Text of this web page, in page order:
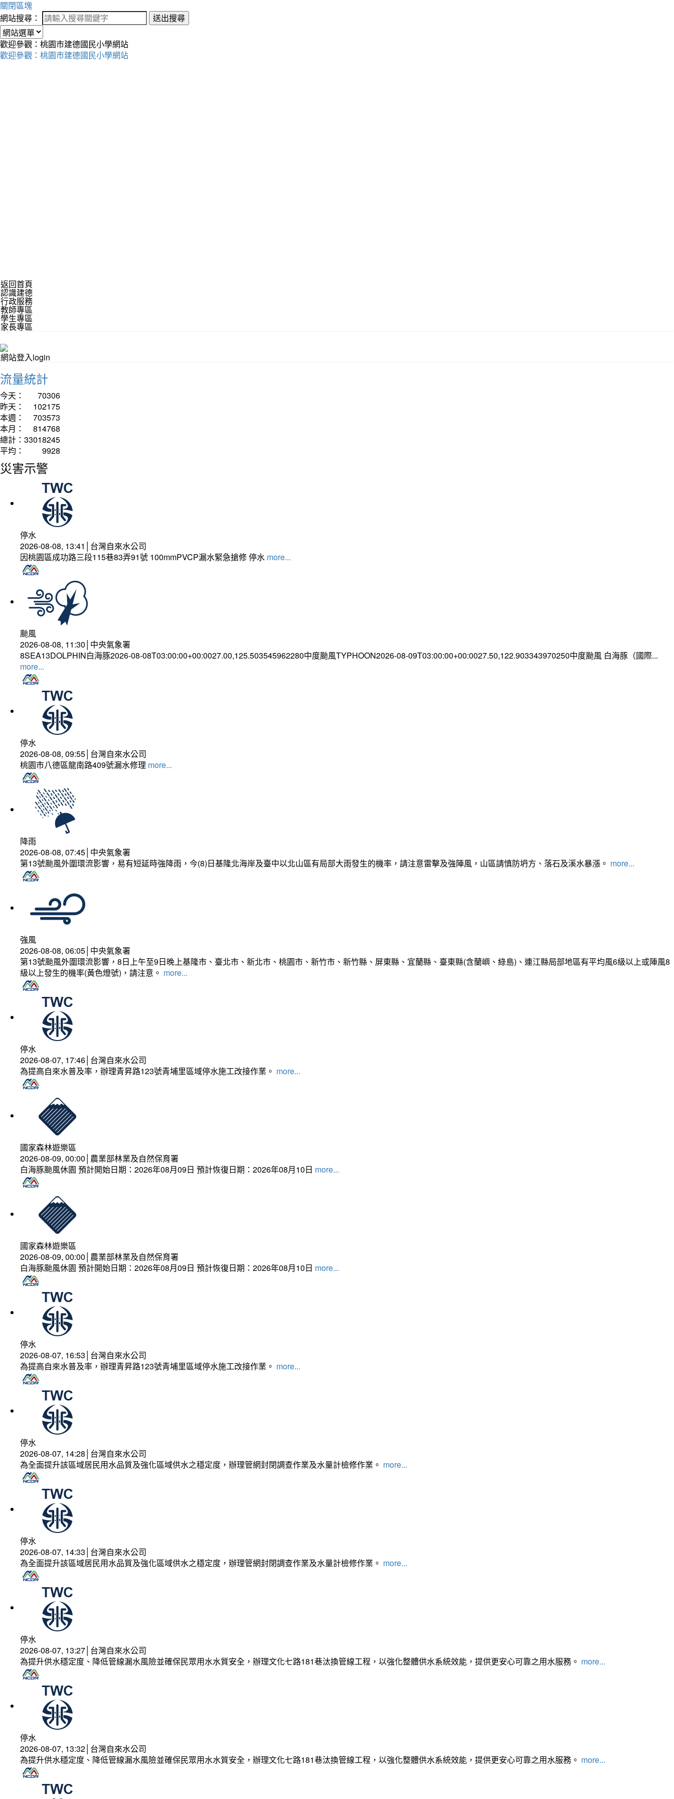
關閉區塊
網站搜尋：
送出搜尋
歡迎參觀：桃園市建德國民小學網站
歡迎參觀：桃園市建德國民小學網站
返回首頁
認識建德
行政服務
教師專區
學生專區
家長專區
網站登入login
流量統計
今天：
70306
昨天：
102175
本週：
703573
本月：
814768
總計： 33018245
平均：
9928
災害示警
停水
2026-08-08, 13:41│台灣自來水公司
因桃園區成功路三段115巷83弄91號 100mmPVCP漏水緊急搶修 停水 more...
颱風
2026-08-08, 11:30│中央氣象署
8SEA13DOLPHIN白海豚2026-08-08T03:00:00+00:0027.00,125.503545962280中度颱風TYPHOON2026-08-09T03:00:00+00:0027.50,122.903343970250中度颱風 白海豚（國際...
more...
停水
2026-08-08, 09:55│台灣自來水公司
桃園市八德區龍南路409號漏水修理 more...
降雨
2026-08-08, 07:45│中央氣象署
第13號颱風外圍環流影響，易有短延時強降雨，今(8)日基隆北海岸及臺中以北山區有局部大雨發生的機率，請注意雷擊及強陣風，山區請慎防坍方、落石及溪水暴漲。 more...
強風
2026-08-08, 06:05│中央氣象署
第13號颱風外圍環流影響，8日上午至9日晚上基隆市、臺北市、新北市、桃園市、新竹市、新竹縣、屏東縣、宜蘭縣、臺東縣(含蘭嶼、綠島)、連江縣局部地區有平均風6級以上或陣風8
級以上發生的機率(黃色燈號)，請注意。 more...
停水
2026-08-07, 17:46│台灣自來水公司
為提高自來水普及率，辦理青昇路123號青埔里區域停水施工改接作業。 more...
國家森林遊樂區
2026-08-09, 00:00│農業部林業及自然保育署
白海豚颱風休園 預計開始日期：2026年08月09日 預計恢復日期：2026年08月10日 more...
國家森林遊樂區
2026-08-09, 00:00│農業部林業及自然保育署
白海豚颱風休園 預計開始日期：2026年08月09日 預計恢復日期：2026年08月10日 more...
停水
2026-08-07, 16:53│台灣自來水公司
為提高自來水普及率，辦理青昇路123號青埔里區域停水施工改接作業。 more...
停水
2026-08-07, 14:28│台灣自來水公司
為全面提升該區域居民用水品質及強化區域供水之穩定度，辦理管網封閉調查作業及水量計檢修作業。 more...
停水
2026-08-07, 14:33│台灣自來水公司
為全面提升該區域居民用水品質及強化區域供水之穩定度，辦理管網封閉調查作業及水量計檢修作業。 more...
停水
2026-08-07, 13:27│台灣自來水公司
為提升供水穩定度、降低管線漏水風險並確保民眾用水水質安全，辦理文化七路181巷汰換管線工程，以強化整體供水系統效能，提供更安心可靠之用水服務。 more...
停水
2026-08-07, 13:32│台灣自來水公司
為提升供水穩定度、降低管線漏水風險並確保民眾用水水質安全，辦理文化七路181巷汰換管線工程，以強化整體供水系統效能，提供更安心可靠之用水服務。 more...